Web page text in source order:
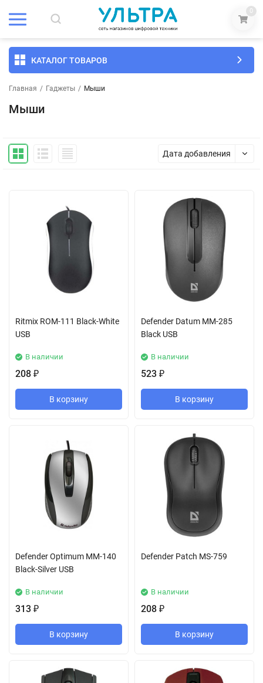
0
КАТАЛОГ ТОВАРОВ
Главная / Гаджеты / Мыши
Мыши
Дата добавления
Ritmix ROM-111 Black-White
USB
В наличии
208 ₽
В корзину
Defender Datum MM-285
Black USB
В наличии
523 ₽
В корзину
Defender Optimum MM-140
Black-Silver USB
В наличии
313 ₽
В корзину
Defender Patch MS-759
В наличии
208 ₽
В корзину